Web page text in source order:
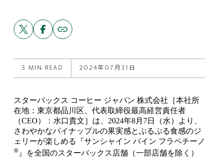
Share
this
post
X
Share
this
post
Facebook
Copy
link
to
3 MIN READ 2024年07月31日
スターバックス コーヒー ジャパン 株式会社［本社所
在地：東京都品川区、代表取締役最高経営責任者
（CEO）：水口貴文］は、2024年8月7日（水）より、
さわやかなパイナップルの果実感とぷるぷる食感のジ
ェリーが楽しめる『サンシャイン パイン フラペチーノ
® 』を全国のスターバックス店舗（一部店舗を除く）